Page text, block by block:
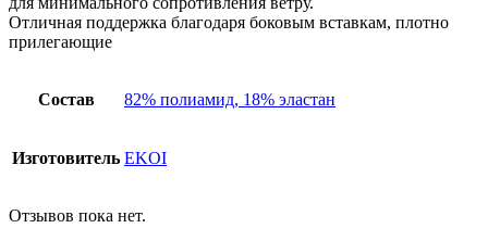
Отличная поддержка благодаря боковым вставкам, плотно
прилегающие
Состав 82% полиамид, 18% эластан
Изготовитель EKOI
Отзывов пока нет.